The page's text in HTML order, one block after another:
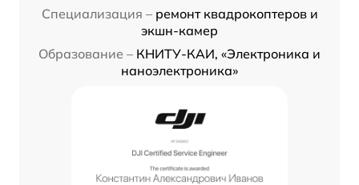
Специализация – ремонт квадрокоптеров и
экшн-камер
Образование – КНИТУ-КАИ, «Электроника и
наноэлектроника»